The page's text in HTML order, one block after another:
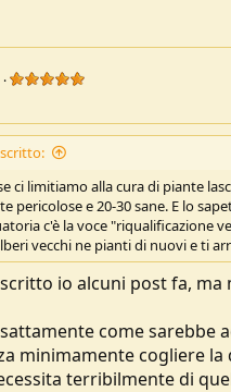
ci limitiamo alla cura di piante
pericolose e 20-30 sane. E lo
c'è la voce "riqualificazione
vecchi ne pianti di nuovi e ti
io alcuni post fa,
come sarebbe
minimamente cogliere
terribilmente di